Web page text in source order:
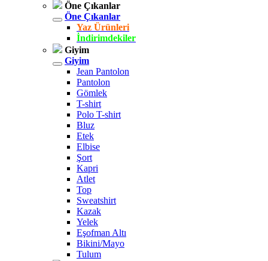
Öne Çıkanlar
Öne Çıkanlar
Yaz Ürünleri
İndirimdekiler
Giyim
Giyim
Jean Pantolon
Pantolon
Gömlek
T-shirt
Polo T-shirt
Bluz
Etek
Elbise
Şort
Kapri
Atlet
Top
Sweatshirt
Kazak
Yelek
Eşofman Altı
Bikini/Mayo
Tulum